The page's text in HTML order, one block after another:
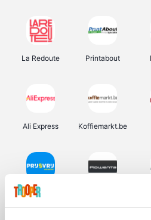
La Redoute Printabout
Ali Express Koffiemarkt.be
Prijsvrij